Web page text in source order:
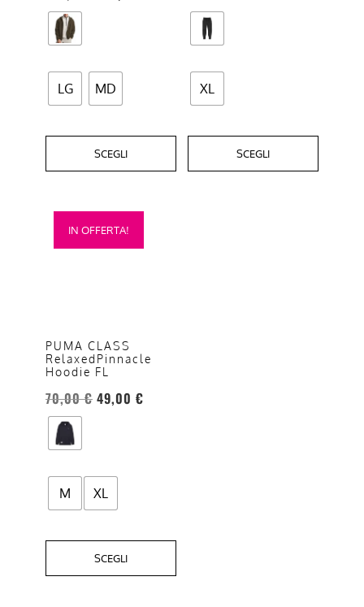
LG MD
SCEGLI
scelte
nella
del
prodotto
XL
SCEGLI
scelte
nella
del
prodotto
IN OFFERTA!
PUMA CLASS
RelaxedPinnacle
Hoodie FL
70,00€ 49,00 €
M XL
SCEGLI
Questo
prodotto
opzioni
possono
essere
scelte
nella
pagina
prodotto